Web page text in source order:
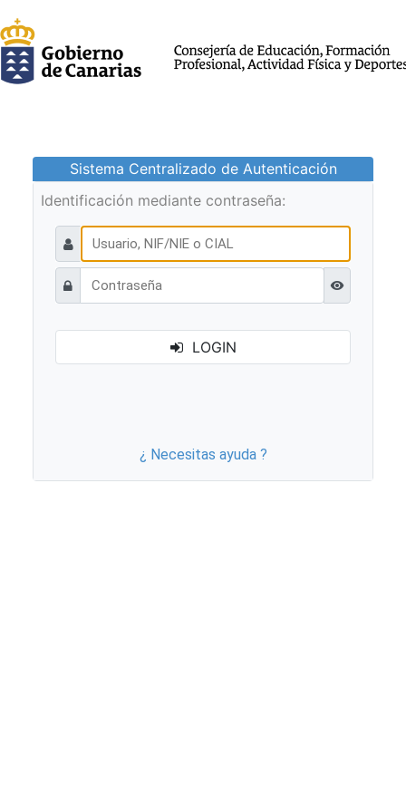
Sistema Centralizado de Autenticación
Identificación mediante contraseña:
Ver
LOGIN
¿ Necesitas ayuda ?